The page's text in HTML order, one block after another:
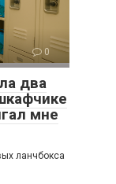
0
два
мне
ланчбокса